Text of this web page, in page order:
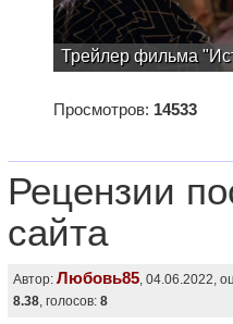
Трейлер фильма
Просмотров: 14533
Рецензии
сайта
Автор: Любовь85 , 04.06.2022,
8.38 , голосов: 8